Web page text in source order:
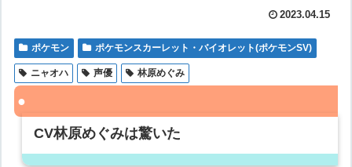
2023.04.15
ポケモン ポケモンスカーレット・バイオレット(ポケモンSV)
ニャオハ 声優 林原めぐみ
CV林原めぐみは驚いた